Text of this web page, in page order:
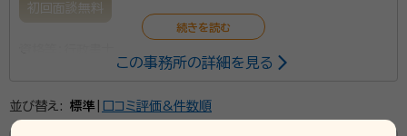
初回面談無料
この事務所の詳細を見る
並び替え: 標準 口コミ評価&件数順